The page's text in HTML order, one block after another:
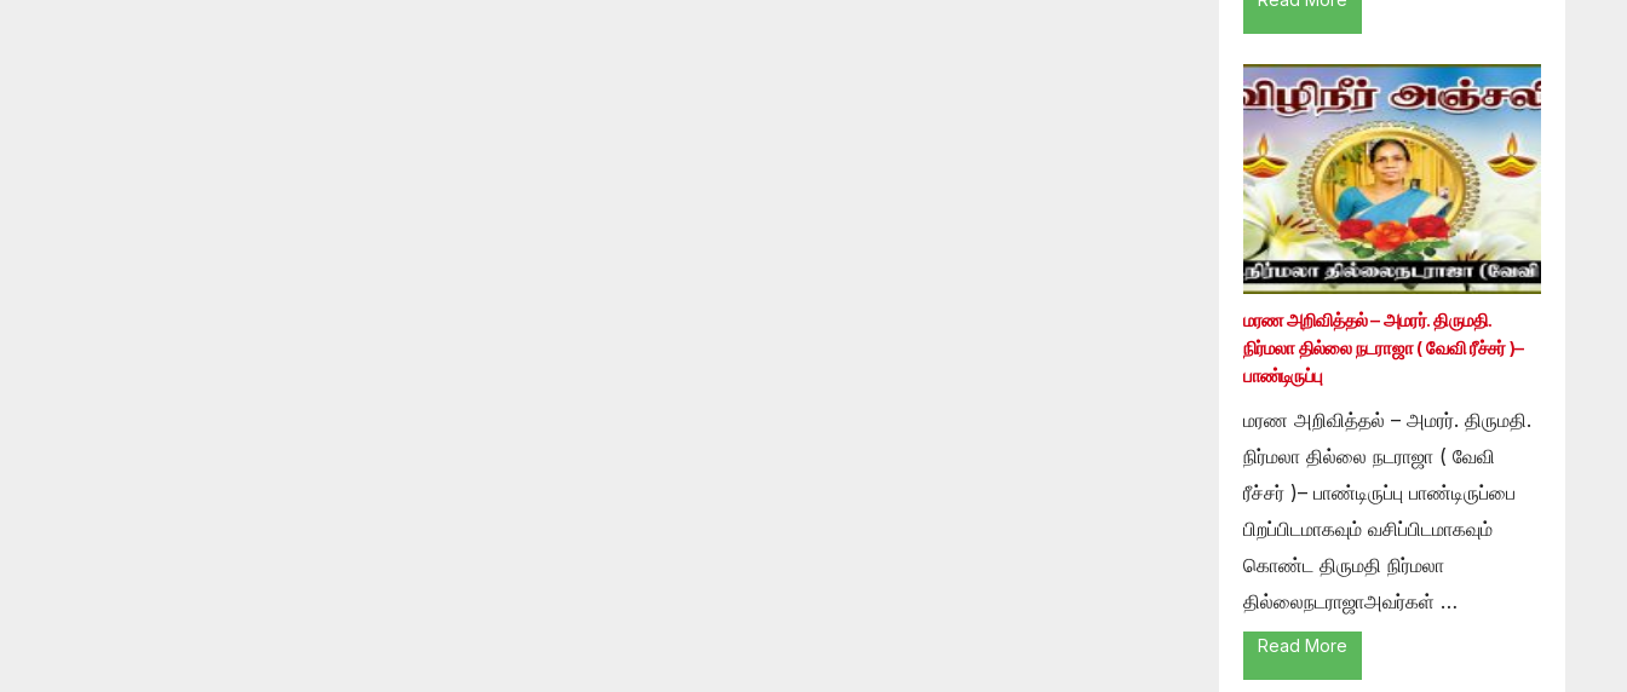
மரண அறிவித்தல் – அமரர். திருமதி.
நிர்மலா தில்லை நடராஜா ( வேவி ரீச்சர் )–
பாண்டிருப்பு
மரண அறிவித்தல் – அமரர். திருமதி.
நிர்மலா தில்லை நடராஜா ( வேவி
ரீச்சர் )– பாண்டிருப்பு பாண்டிருப்பை
பிறப்பிடமாகவும் வசிப்பிடமாகவும்
கொண்ட திருமதி நிர்மலா
தில்லைநடராஜாஅவர்கள் …
Read More